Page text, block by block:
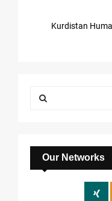
E
A
Our Networks